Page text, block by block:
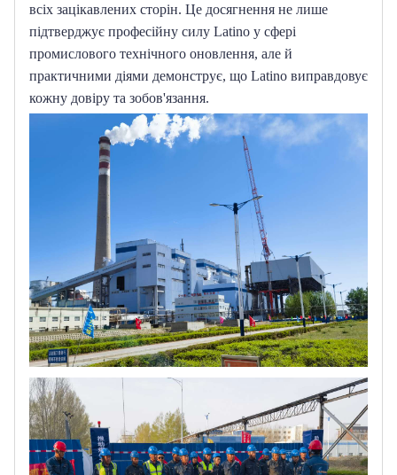
всіх зацікавлених сторін. Це досягнення не лише
підтверджує професійну силу Latino у сфері
промислового технічного оновлення, але й
практичними діями демонструє, що Latino виправдовує
кожну довіру та зобов'язання.